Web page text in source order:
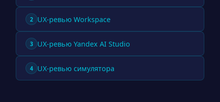
2 UX-ревью Workspace
3 UX-ревью Yandex AI Studio
4 UX-ревью симулятора